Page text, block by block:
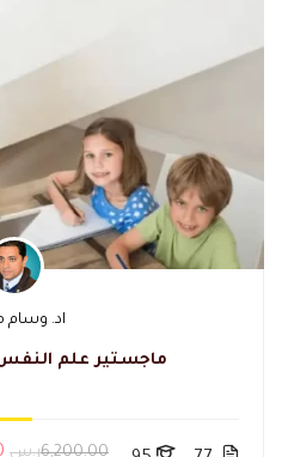
اد. وسام
ماجستير علم النفس
6,200.00ر.س